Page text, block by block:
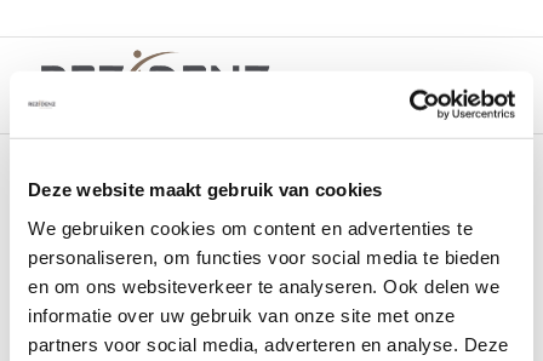
Deze website maakt gebruik van cookies
We gebruiken cookies om content en advertenties te
personaliseren, om functies voor social media te bieden
en om ons websiteverkeer te analyseren. Ook delen we
informatie over uw gebruik van onze site met onze
partners voor social media, adverteren en analyse. Deze
hoppenhof
23 september 2021